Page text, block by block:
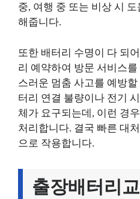
중, 여행 중 또는 비상 시
해줍니다.
또한 배터리 수명이 다 되
리 예약하여 방문 서비스
스러운 멈춤 사고를 예방
터리 연결 불량이나 전기
체가 요구되는데, 이런 경
처리합니다. 결국 빠른 대
으로 작용합니다.
출장배터리